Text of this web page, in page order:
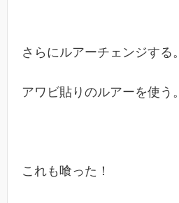
さらにルアーチェンジする。
アワビ貼りのルアーを使う。
これも喰った！